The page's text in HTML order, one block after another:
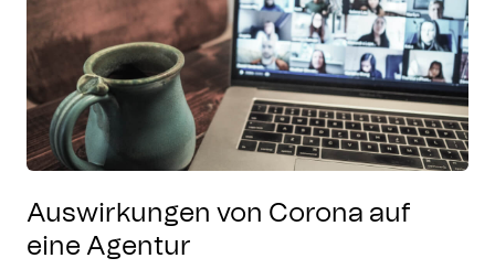
Auswirkungen von Corona auf
eine Agentur